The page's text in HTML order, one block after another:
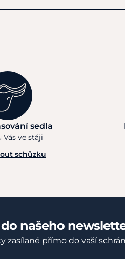
sedla
ve stáji
schůzku
našeho
zasílané přímo do vaší